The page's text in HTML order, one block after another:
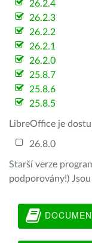
26.2.4
26.2.3
26.2.2
26.2.1
26.2.0
25.8.7
25.8.6
25.8.5
LibreOffice je
26.8.0
Starší verze
podporovány!)